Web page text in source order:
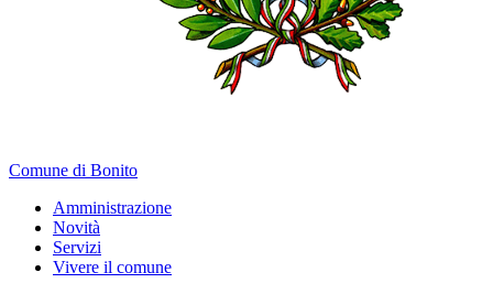
Comune di Bonito
Amministrazione
Novità
Servizi
Vivere il comune